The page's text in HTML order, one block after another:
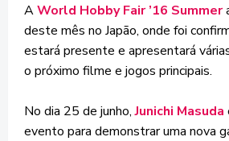
AWorld Hobby Fair ’16 Summer
deste mês no Japão, onde foi
estará presente e apresentará
o próximo filme e jogos principais.
No dia 25 de junho,Junichi Masuda
evento para demonstrar uma nova